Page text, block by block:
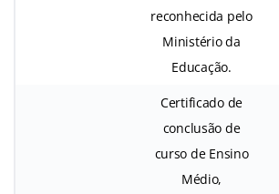
reconhecida pelo
Ministério da
Educação.
Certificado de
conclusão de
curso de Ensino
Médio,